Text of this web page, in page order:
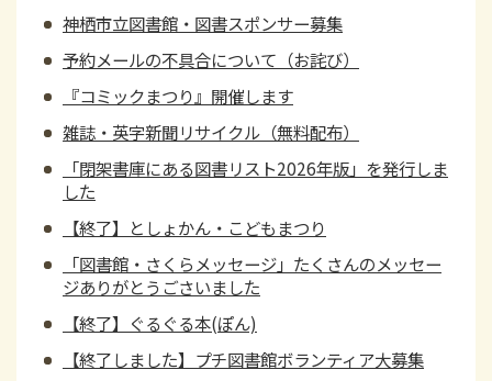
神栖市立図書館・図書スポンサー募集
予約メールの不具合について（お詫び）
『コミックまつり』開催します
雑誌・英字新聞リサイクル（無料配布）
「閉架書庫にある図書リスト2026年版」を発行しま
した
【終了】としょかん・こどもまつり
「図書館・さくらメッセージ」たくさんのメッセー
ジありがとうごさいました
【終了】ぐるぐる本(ぽん)
【終了しました】プチ図書館ボランティア大募集